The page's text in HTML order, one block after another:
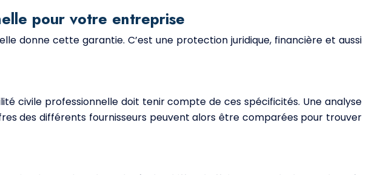
pour votre entreprise
donne cette garantie. C’est une protection juridique, financière et aussi
civile professionnelle doit tenir compte de ces spécificités. Une analyse
des différents fournisseurs peuvent alors être comparées pour trouver